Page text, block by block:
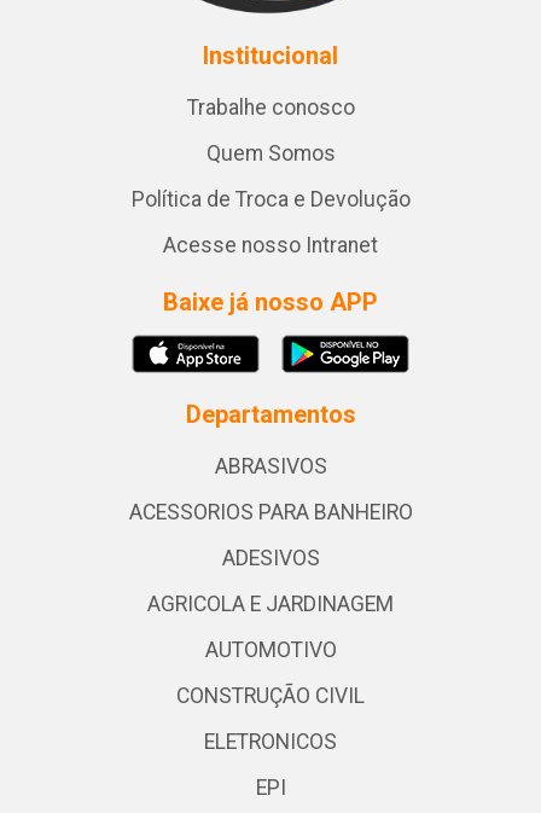
Institucional
Trabalhe conosco
Quem Somos
Política de Troca e Devolução
Acesse nosso Intranet
Baixe já nosso APP
Departamentos
ABRASIVOS
ACESSORIOS PARA BANHEIRO
ADESIVOS
AGRICOLA E JARDINAGEM
AUTOMOTIVO
CONSTRUÇÃO CIVIL
ELETRONICOS
EPI